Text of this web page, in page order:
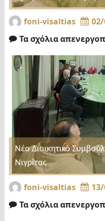
foni-visaltias
Τα σχόλια
Νέο Διοικητικό
Νιγρίτας
foni-visaltias
Τα σχόλια